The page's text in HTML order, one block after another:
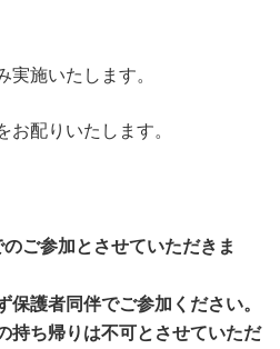
実施いたします。
お配りいたします。
ご参加とさせていただきま
保護者同伴でご参加ください。
持ち帰りは不可とさせていただ